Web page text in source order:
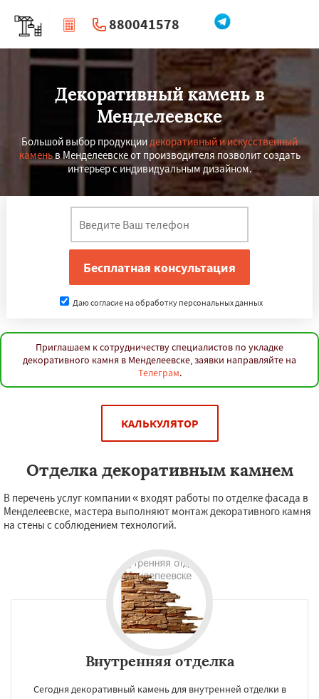
880041578
| Перезвоните мне
Декоративный камень в
Менделеевске
Большой выбор продукциидекоративный и искусственный
каменьв Менделеевске от производителя позволит создать
интерьер с индивидуальным дизайном.
Даю согласие на обработку персональных данных
Приглашаем к сотрудничеству специалистов по укладке
декоративного камня в Менделеевске, заявки направляйте на
Телеграм.
КАЛЬКУЛЯТОР
Отделка декоративным камнем
В перечень услуг компании « входят работы по отделке фасада в
Менделеевске, мастера выполняют монтаж декоративного камня
на стены с соблюдением технологий.
Внутренняя отделка
Сегодня декоративный камень для внутренней отделки в